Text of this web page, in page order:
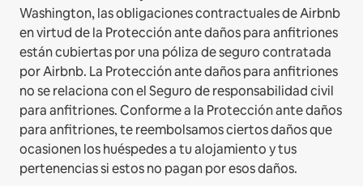
Washington, las obligaciones contractuales de Airbnb
en virtud de la Protección ante daños para anfitriones
están cubiertas por una póliza de seguro contratada
por Airbnb. La Protección ante daños para anfitriones
no se relaciona con el Seguro de responsabilidad civil
para anfitriones. Conforme a la Protección ante daños
para anfitriones, te reembolsamos ciertos daños que
ocasionen los huéspedes a tu alojamiento y tus
pertenencias si estos no pagan por esos daños.